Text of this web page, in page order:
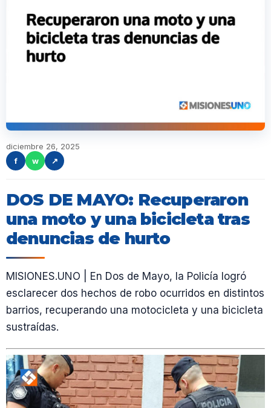
diciembre 26, 2025
f
w ↗
DOS DE MAYO: Recuperaron
una moto y una bicicleta tras
denuncias de hurto
MISIONES.UNO | En Dos de Mayo, la Policía logró
esclarecer dos hechos de robo ocurridos en distintos
barrios, recuperando una motocicleta y una bicicleta
sustraídas.